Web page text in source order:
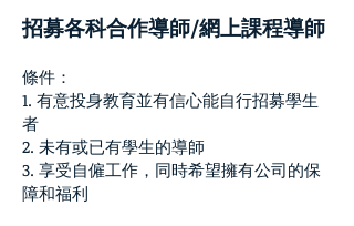
招募各科合作導師/網上課程導師
條件：
1. 有意投身教育並有信心能自行招募學生
者
2. 未有或已有學生的導師
3. 享受自僱工作，同時希望擁有公司的保
障和福利